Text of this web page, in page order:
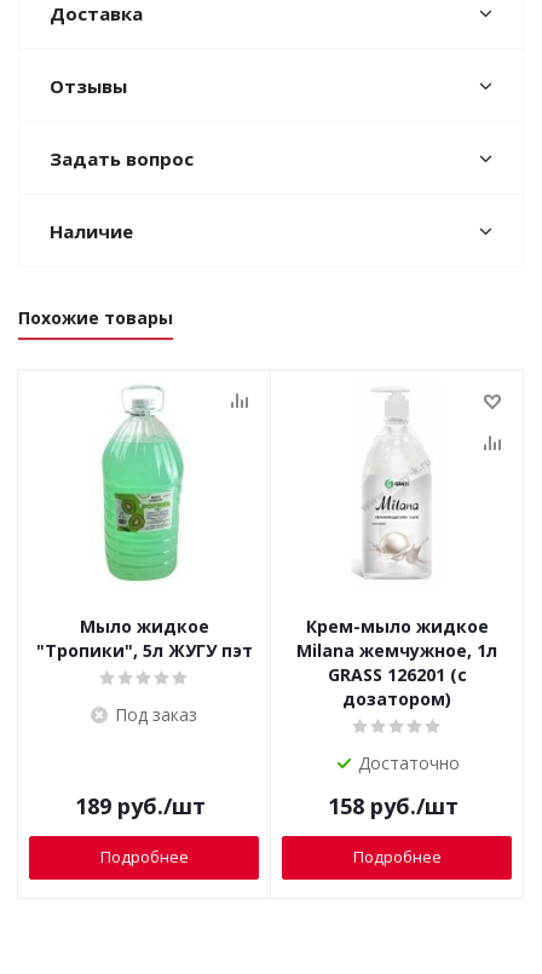
Доставка
Отзывы
Задать вопрос
Наличие
Похожие товары
Мыло жидкое
"Тропики", 5л ЖУГУ пэт
Под заказ
189руб./шт
Подробнее
Крем-мыло жидкое
Milana жемчужное, 1л
GRASS 126201 (с
дозатором)
Достаточно
158руб./шт
Подробнее